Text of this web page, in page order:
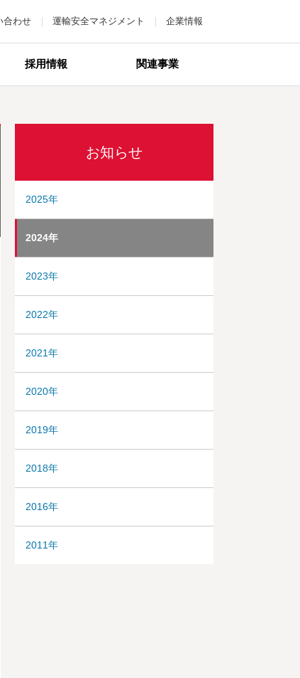
合わせ 運輸安全マネジメント 企業情報
採用情報 関連事業
お知らせ
2025年
2024年
2023年
2022年
2021年
2020年
2019年
2018年
2016年
2011年